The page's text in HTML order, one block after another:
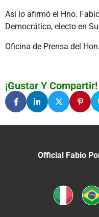
Así lo afirmó el Hno.
Democrático, electo en
Oficina de Prensa del
¡Gustar Y Compartir!
Official Fabio